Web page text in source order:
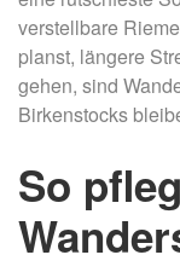
verstellbare
planst, längere
gehen, sind
Birkenstocks
So